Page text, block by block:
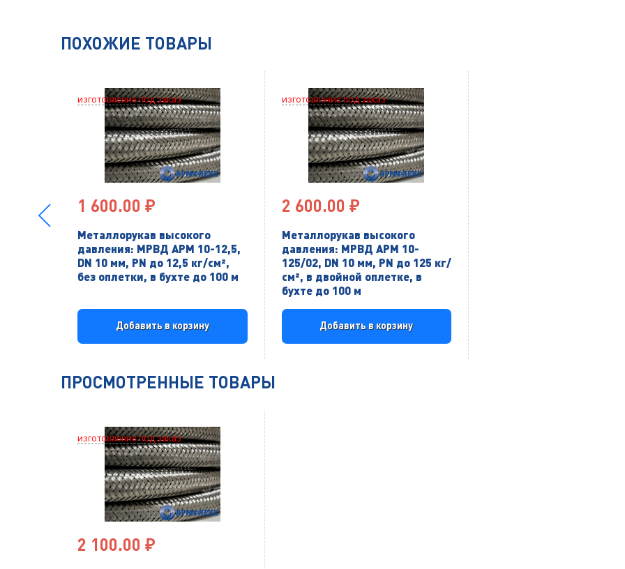
ПОХОЖИЕ ТОВАРЫ
изготовление под заказ
1 600.00 ₽
Металлорукав высокого
давления: МРВД АРМ 10-12,5,
DN 10 мм, PN до 12,5 кг/см²,
без оплетки, в бухте до 100 м
Добавить в корзину
изготовление под заказ
2 600.00 ₽
Металлорукав высокого
давления: МРВД АРМ 10-
125/02, DN 10 мм, PN до 125 кг/
см², в двойной оплетке, в
бухте до 100 м
Добавить в корзину
ПРОСМОТРЕННЫЕ ТОВАРЫ
изготовление под заказ
2 100.00 ₽